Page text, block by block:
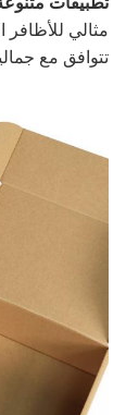
مثالي للأظافر
تتوافق مع